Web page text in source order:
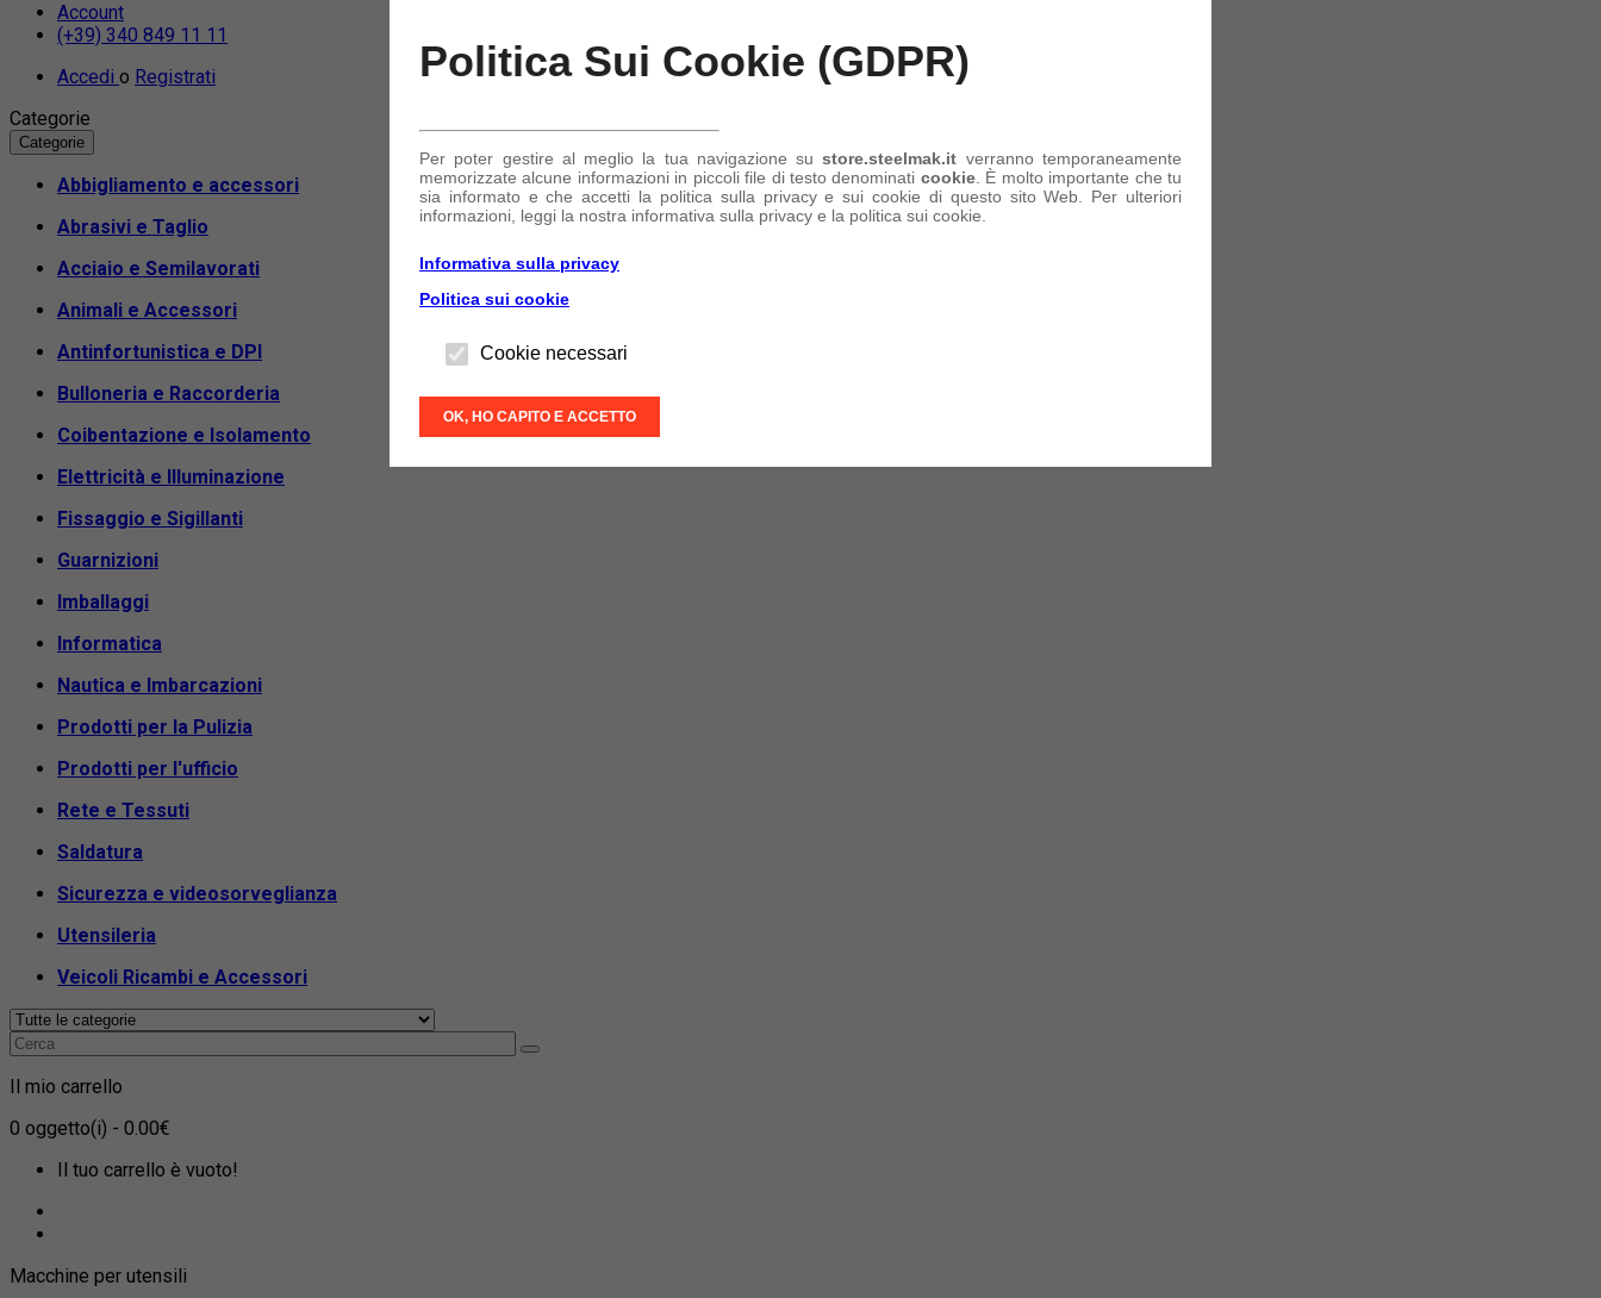
Account
(+39) 340 849 11 11
Accedi o Registrati
Categorie
Categorie
Abbigliamento e accessori
Abrasivi e Taglio
Acciaio e Semilavorati
Animali e Accessori
Antinfortunistica e DPI
Bulloneria e Raccorderia
Coibentazione e Isolamento
Elettricità e Illuminazione
Fissaggio e Sigillanti
Guarnizioni
Imballaggi
Informatica
Nautica e Imbarcazioni
Prodotti per la Pulizia
Prodotti per l'ufficio
Rete e Tessuti
Saldatura
Sicurezza e videosorveglianza
Utensileria
Veicoli Ricambi e Accessori
Il mio carrello
0 oggetto(i) - 0.00€
Il tuo carrello è vuoto!
Macchine per utensili
Politica Sui Cookie (GDPR)
Per poter gestire al meglio la tua navigazione sustore.steelmak.it verranno temporaneamente
memorizzate alcune informazioni in piccoli file di testo denominati cookie. È molto importante che tu
sia informato e che accetti la politica sulla privacy e sui cookie di questo sito Web. Per ulteriori
informazioni, leggi la nostra informativa sulla privacy e la politica sui cookie.
Informativa sulla privacy
Politica sui cookie
Cookie necessari
OK, HO CAPITO E ACCETTO